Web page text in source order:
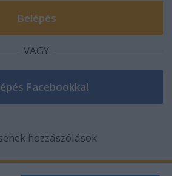
VAGY
hozzászólások